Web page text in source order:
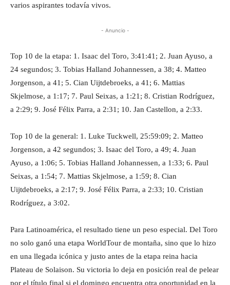
varios aspirantes todavía vivos.
- Anuncio -
Top 10 de la etapa: 1. Isaac del Toro, 3:41:41; 2. Juan Ayuso, a
24 segundos; 3. Tobias Halland Johannessen, a 38; 4. Matteo
Jorgenson, a 41; 5. Cian Uijtdebroeks, a 41; 6. Mattias
Skjelmose, a 1:17; 7. Paul Seixas, a 1:21; 8. Cristian Rodríguez,
a 2:29; 9. José Félix Parra, a 2:31; 10. Jan Castellon, a 2:33.
Top 10 de la general: 1. Luke Tuckwell, 25:59:09; 2. Matteo
Jorgenson, a 42 segundos; 3. Isaac del Toro, a 49; 4. Juan
Ayuso, a 1:06; 5. Tobias Halland Johannessen, a 1:33; 6. Paul
Seixas, a 1:54; 7. Mattias Skjelmose, a 1:59; 8. Cian
Uijtdebroeks, a 2:17; 9. José Félix Parra, a 2:33; 10. Cristian
Rodríguez, a 3:02.
Para Latinoamérica, el resultado tiene un peso especial. Del Toro
no solo ganó una etapa WorldTour de montaña, sino que lo hizo
en una llegada icónica y justo antes de la etapa reina hacia
Plateau de Solaison. Su victoria lo deja en posición real de pelear
por el título final si el domingo encuentra otra oportunidad en la